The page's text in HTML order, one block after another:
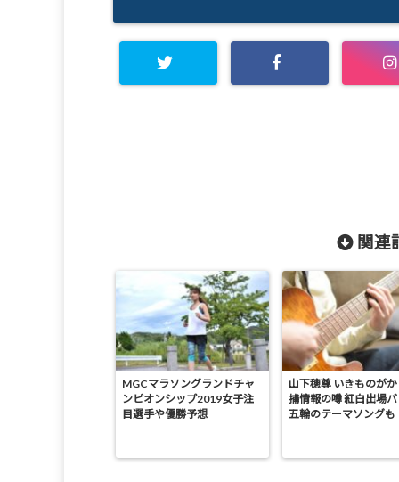
関連
MGCマラソングランドチャ
ンピオンシップ2019女子注
目選手や優勝予想
山下穂尊 いきものが
捕情報の噂 紅白出場
五輪のテーマソングも